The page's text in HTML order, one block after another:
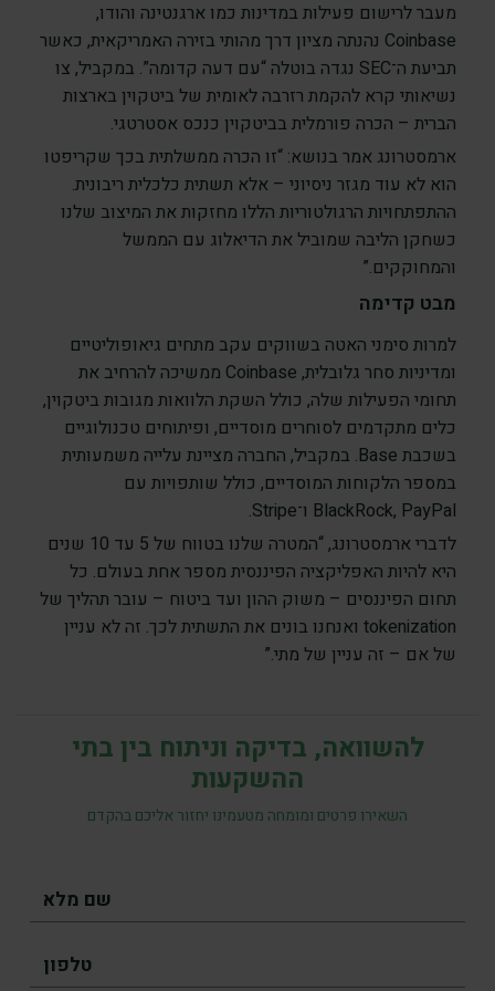
מעבר לרישום פעילות במדינות כמו ארגנטינה והודו,
Coinbase נהנתה מציון דרך מהותי בזירה האמריקאית, כאשר
תביעת ה־SEC נגדה בוטלה “עם דעה קדומה”. במקביל, צו
נשיאותי קרא להקמת רזרבה לאומית של ביטקוין בארצות
הברית – הכרה פורמלית בביטקוין כנכס אסטרטגי.
ארמסטרונג אמר בנושא: “זו הכרה ממשלתית בכך שקריפטו
הוא לא עוד מגזר ניסיוני – אלא תשתית כלכלית ריבונית.
ההתפתחויות הרגולטוריות הללו מחזקות את המיצוב שלנו
כשחקן הליבה שמוביל את הדיאלוג עם הממשל
והמחוקקים.”
מבט קדימה
למרות סימני האטה בשווקים עקב מתחים גיאופוליטיים
ומדיניות סחר גלובלית, Coinbase ממשיכה להרחיב את
תחומי הפעילות שלה, כולל השקת הלוואות מגובות ביטקוין,
כלים מתקדמים לסוחרים מוסדיים, ופיתוחים טכנולוגיים
בשכבת Base. במקביל, החברה מציינת עלייה משמעותית
במספר הלקוחות המוסדיים, כולל שותפויות עם
BlackRock, PayPal ו־Stripe.
לדברי ארמסטרונג, “המטרה שלנו בטווח של 5 עד 10 שנים
היא להיות האפליקציה הפיננסית מספר אחת בעולם. כל
תחום הפיננסים – משוק ההון ועד ביטוח – עובר תהליך של
tokenization ואנחנו בונים את התשתית לכך. זה לא עניין
של אם – זה עניין של מתי.”
להשוואה, בדיקה וניתוח בין בתי
ההשקעות
השאירו פרטים ומומחה מטעמינו יחזור אליכם בהקדם